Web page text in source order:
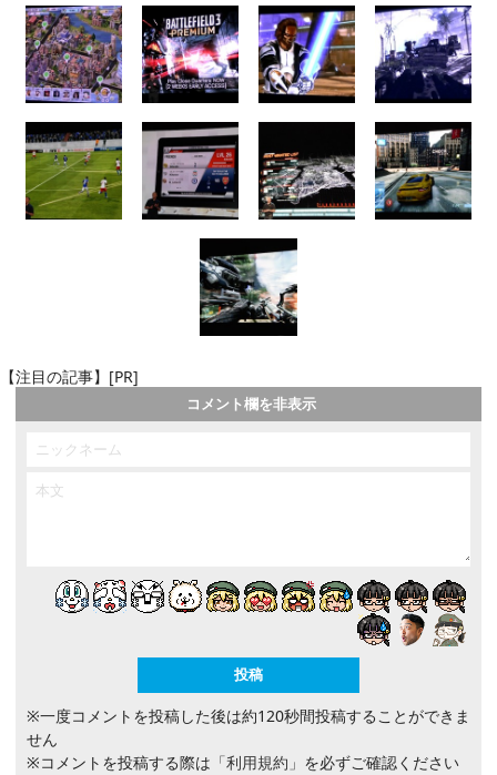
【注目の記事】[PR]
コメント欄を非表示
※一度コメントを投稿した後は約120秒間投稿することができま
せん
※コメントを投稿する際は 「利用規約」 を必ずご確認ください